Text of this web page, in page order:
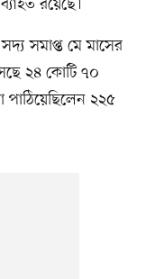
সমাপ্ত মে মাসের
২৪ কোটি ৭০
পাঠিয়েছিলেন ২২৫